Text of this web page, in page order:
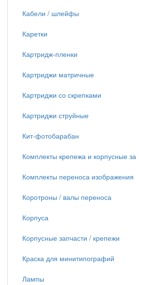
Кабели / шлейфы
Каретки
Картридж-пленки
Картриджи матричные
Картриджи со скрепками
Картриджи струйные
Кит-фотобарабан
Комплекты крепежа и корпусные за
Комплекты переноса изображения
Коротроны / валы переноса
Корпуса
Корпусные запчасти / крепежи
Краска для минитипографий
Лампы